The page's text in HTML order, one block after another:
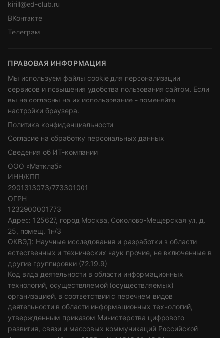
kirill@ed-club.ru
ВКонтакте
Телеграм
ПРАВОВАЯ ИНФОРМАЦИЯ
Мы используем файлы cookie для персонализации
сервисов и повышения удобства пользования сайтом. Если
вы не согласны на их использование - поменяйте
настройки браузера.
Политика конфиденциальности
Согласие на обработку персональных данных
Сведения об ИТ-компании
ООО «Матклаб»
ИНН/КПП
2901313073/773301001
ОГРН
1232900001773
Адрес: 125627, город Москва, Соколово-Мещерская ул, д.
25, помещ. 1н/3
ОКВЭД: Научные исследования и разработки в области
естественных и технических наук прочие, не включенные в
другие группировки (72.19.9)
Код вида деятельности в области информационных
технологий, осуществляемой (осуществляемых)
организацией, в соответствии с перечнем видов
деятельности в области информационных технологий,
утвержденным приказом Министерства цифрового
развития, связи и массовых коммуникаций Российской